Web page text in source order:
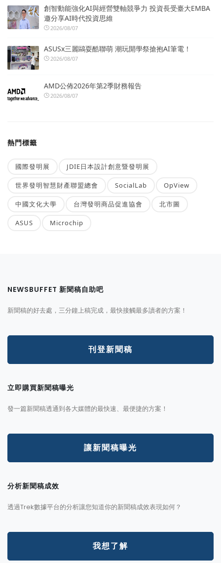
創智動能強化AI與經營雙軸競爭力 投資長受臺大EMBA
邀分享AI時代投資思維
2026/08/07
ASUSx三麗鷗耍酷聯萌 潮玩開學祭搶抱AI筆電！
2026/08/07
AMD公佈2026年第2季財務報告
2026/08/07
熱門標籤
國際發明展 JDIE日本設計創意暨發明展
世界發明智慧財產聯盟總會 SocialLab OpView
中國文化大學 台灣發明商品促進協會 北市圖
ASUS Microchip
NEWSBUFFET 新聞稿自助吧
新聞稿的好去處，三分鐘上稿完成，最快接觸最多讀者的方案！
刊登新聞稿
立即購買新聞稿曝光
發一篇新聞稿透通到各大媒體的最快速、最便捷的方案！
讓新聞稿曝光
分析新聞稿成效
透過Trek數據平台的分析讓您知道你的新聞稿成效表現如何？
我想了解